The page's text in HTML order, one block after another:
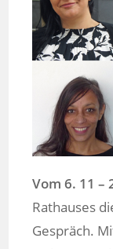
Vom 6. 11 –
Rathauses
Gespräch.